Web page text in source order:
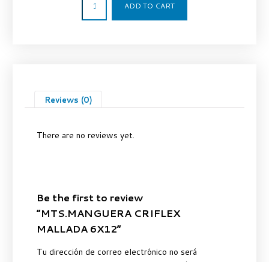
ADD TO CART
Reviews (0)
There are no reviews yet.
Be the first to review
“MTS.MANGUERA CRIFLEX
MALLADA 6X12”
Tu dirección de correo electrónico no será